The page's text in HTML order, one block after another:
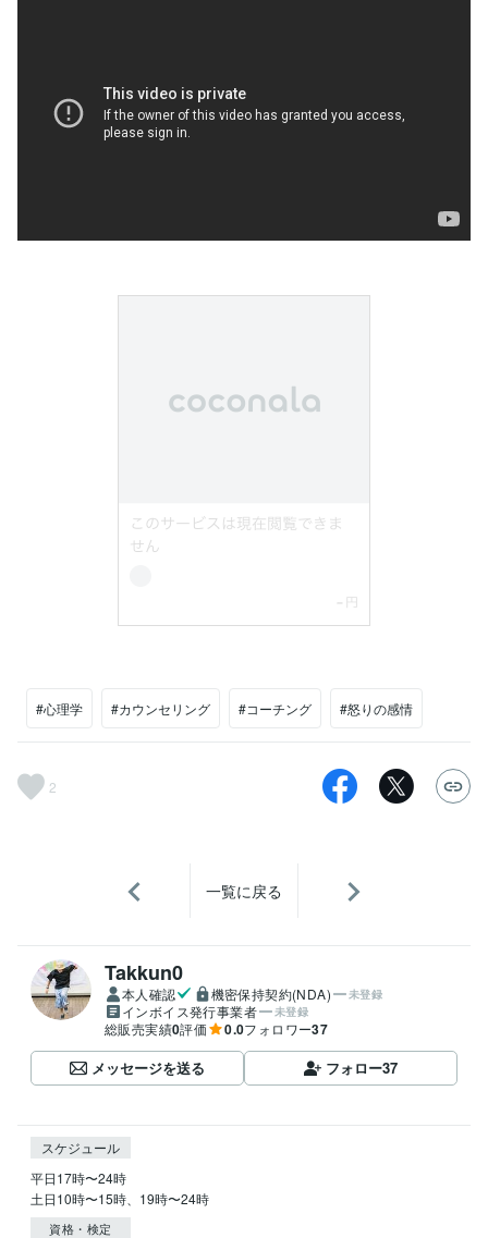
#心理学 #カウンセリング #コーチング #怒りの感情
2
一覧に戻る
Takkun0
本人確認 機密保持契約(NDA) 未登録
インボイス発行事業者 未登録
総販売実績0評価 0.0フォロワー37
メッセージを送る フォロー37
スケジュール
平日17時〜24時
土日10時〜15時、19時〜24時
資格・検定